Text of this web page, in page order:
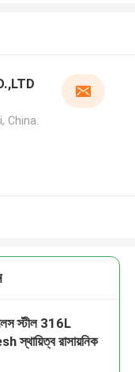
China.
স্টীল 316L
রাসায়নিক